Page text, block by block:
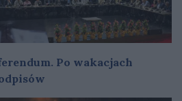
Po wakacjach